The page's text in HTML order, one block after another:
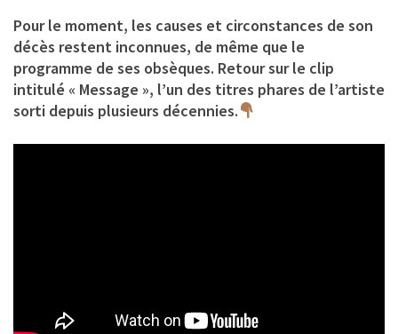
Pour le moment, les causes et circonstances de son
décès restent inconnues, de même que le
programme de ses obsèques. Retour sur le clip
intitulé « Message », l’un des titres phares de l’artiste
sorti depuis plusieurs décennies.